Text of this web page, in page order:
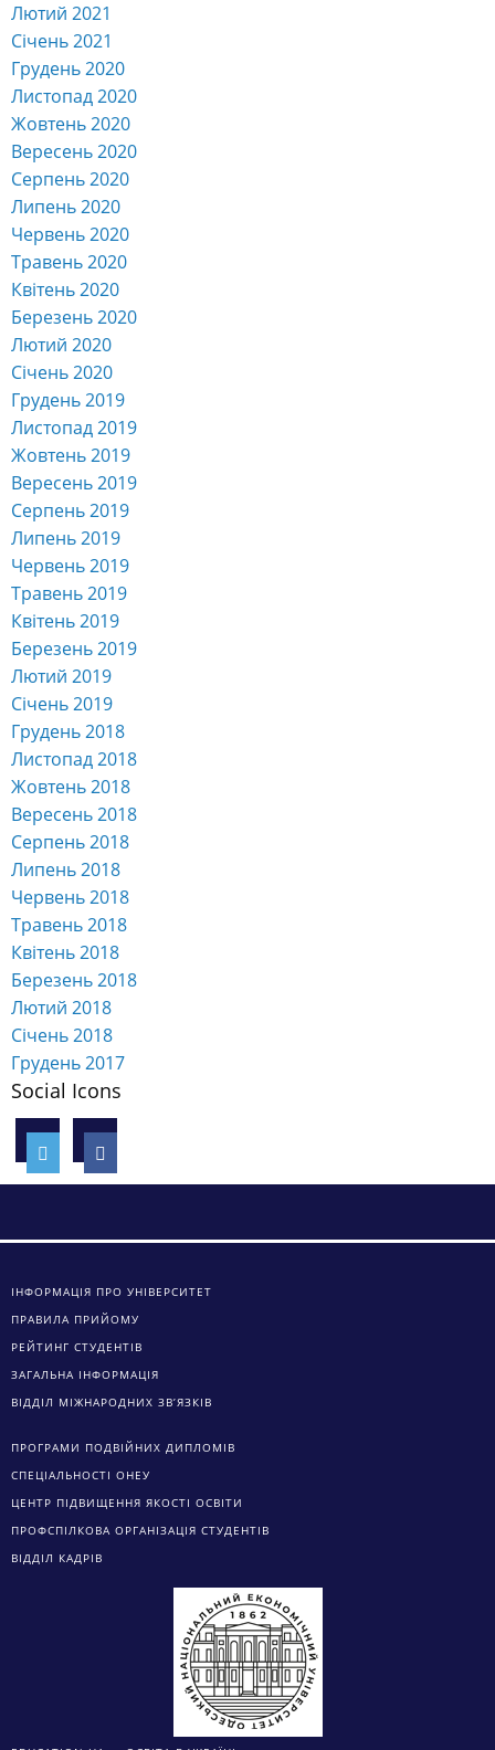
Лютий 2021
Січень 2021
Грудень 2020
Листопад 2020
Жовтень 2020
Вересень 2020
Серпень 2020
Липень 2020
Червень 2020
Травень 2020
Квітень 2020
Березень 2020
Лютий 2020
Січень 2020
Грудень 2019
Листопад 2019
Жовтень 2019
Вересень 2019
Серпень 2019
Липень 2019
Червень 2019
Травень 2019
Квітень 2019
Березень 2019
Лютий 2019
Січень 2019
Грудень 2018
Листопад 2018
Жовтень 2018
Вересень 2018
Серпень 2018
Липень 2018
Червень 2018
Травень 2018
Квітень 2018
Березень 2018
Лютий 2018
Січень 2018
Грудень 2017
Social Icons
ІНФОРМАЦІЯ ПРО УНІВЕРСИТЕТ
ПРАВИЛА ПРИЙОМУ
РЕЙТИНГ СТУДЕНТІВ
ЗАГАЛЬНА ІНФОРМАЦІЯ
ВІДДІЛ МІЖНАРОДНИХ ЗВ’ЯЗКІВ
ПРОГРАМИ ПОДВІЙНИХ ДИПЛОМІВ
СПЕЦІАЛЬНОСТІ ОНЕУ
ЦЕНТР ПІДВИЩЕННЯ ЯКОСТІ ОСВІТИ
ПРОФСПІЛКОВА ОРГАНІЗАЦІЯ СТУДЕНТІВ
ВІДДІЛ КАДРІВ